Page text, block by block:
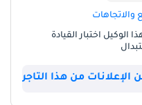
والاتجاهات
الوكيل اختبار القيادة
الإعلانات من هذا التاجر
2020 خيارًا مثاليًا لمن يبحث عن تصميم عصري
بمسافة قيادة تبلغ حوالي
تمامًا مع عادات القيادة
يضمن أداءً مثاليًا للمحرك